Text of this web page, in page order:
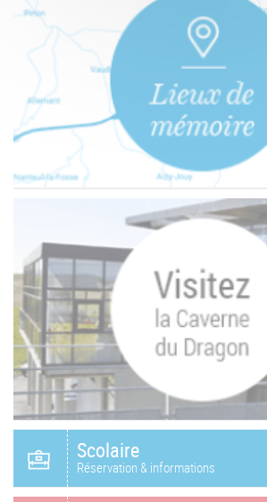
Scolaire
Réservation & informations